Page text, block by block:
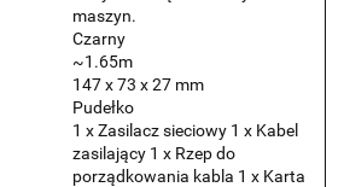
maszyn.
Czarny
~1.65m
147 x 73 x 27 mm
Pudełko
1 x Zasilacz sieciowy 1 x Kabel
zasilający 1 x Rzep do
porządkowania kabla 1 x Karta